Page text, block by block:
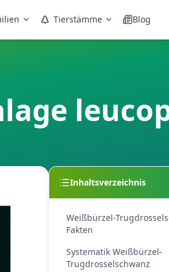
Tierstämme Blog
Inhaltsverzeichnis
Weißbürzel-
Fakten
Systematik Weißbürzel-
Trugdrosselschwanz